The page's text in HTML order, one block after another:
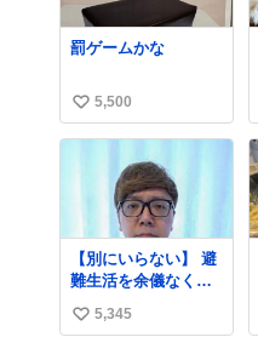
引火事故の防止の為
必要な作業です」 👴
「水不足の昨今にも
るな!!」 それでは歌
います、聞いてくだ
さい 「井戸水」
罰ゲームかな
い
い
5,500
【別にいらない】 避
難生活を余儀なくさ
れている子どもたち
のためにヒカキンボ
い
5,345